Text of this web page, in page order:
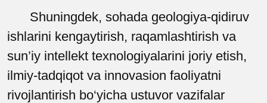
Shuningdek, sohada geologiya-qidiruv
ishlarini kengaytirish, raqamlashtirish va
sun’iy intellekt texnologiyalarini joriy etish,
ilmiy-tadqiqot va innovasion faoliyatni
rivojlantirish bo‘yicha ustuvor vazifalar